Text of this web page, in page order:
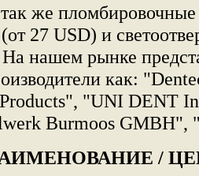
же
27 USD) и
нашем рынке
как:
"UNI DENT
Burmoos GMBH",
/